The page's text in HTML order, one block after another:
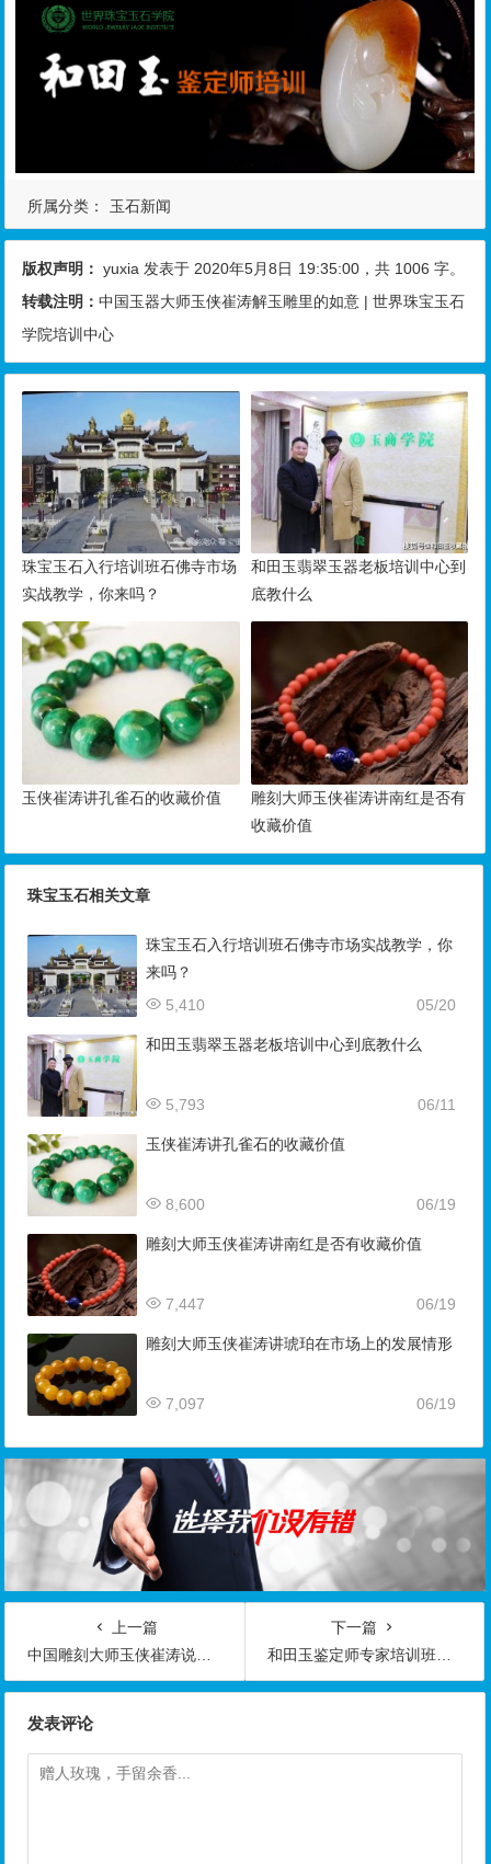
所属分类： 玉石新闻
版权声明： yuxia 发表于 2020年5月8日 19:35:00 ，共 1006 字。
转载注明：中国玉器大师玉侠崔涛解玉雕里的如意 | 世界珠宝玉石
学院培训中心
珠宝玉石入行培训班石佛寺市场
实战教学，你来吗？
和田玉翡翠玉器老板培训中心到
底教什么
玉侠崔涛讲孔雀石的收藏价值
雕刻大师玉侠崔涛讲南红是否有
收藏价值
珠宝玉石相关文章
珠宝玉石入行培训班石佛寺市场实战教学，你
来吗？
05/20
5,410
和田玉翡翠玉器老板培训中心到底教什么
06/11
5,793
玉侠崔涛讲孔雀石的收藏价值
06/19
8,600
雕刻大师玉侠崔涛讲南红是否有收藏价值
06/19
7,447
雕刻大师玉侠崔涛讲琥珀在市场上的发展情形
06/19
7,097
上一篇
中国雕刻大师玉侠崔涛说大肚佛的寓意
下一篇
和田玉鉴定师专家培训班（创业致富必选项目）
发表评论